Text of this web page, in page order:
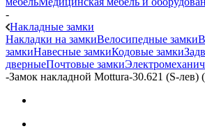
-
Накладные замки
Накладки на замкиВелосипедные замки
замкиНавесные замкиКодовые замки
дверныеПочтовые замки
-Замок накладной Mottura-30.621 (S-лев)